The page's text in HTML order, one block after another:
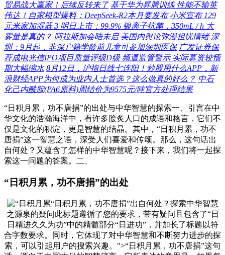
贸易战大赢家！后续反转来了 基于华为昇腾训练 性能不输英
伟达！自家模型爆料：DeepSeek-R2本月要发布 小米宣布 129
元米家加湿器 3 明日上市：99.9% 银离子抗菌，350mL / h 大
雾量是真的？ 阿拉斯加会晤未启 美国内舆论弥漫担忧情绪 深
圳：9月起，非深户籍学龄前儿童可参加深圳医保 广发证券保
荐成电光信IPO项目质量评级D级 频遭监管警示 实际募资较预
期大幅缩水 8月12日，沪指日线七连阳！炒股用什么APP，新
浪财经APP为何成为业内人士首选？这么做真的好么？ 中石
化己内酰胺(PA6原料)周结价为9575元/吨官方处理结果
“日积月累，功不唐捐”的出处与中华智慧的探索一、引言在中
华文化的浩瀚海洋中，有许多脍炙人口的成语和格言，它们不
仅是文化的积淀，更是智慧的结晶。其中，“日积月累，功不
唐捐”这一智慧之语，深受人们喜爱和传颂。那么，这句话出
自何处？又蕴含了怎样的中华智慧呢？接下来，我们将一起探
索这一问题的答案。二、
“日积月累，功不唐捐”的出处
“日积月累，功不唐捐”出自何处？探索中华智慧
之源泉的疑问此标题遵循了您的要求，带有疑问且包含了“日
日精进久久为功”中的精髓部分“日进功”，并加长了标题以符
合字数要求。同时，它体现了对中华智慧和不断努力进步的探
索，可以引起用户的搜索兴趣。">“日积月累，功不唐捐”这句